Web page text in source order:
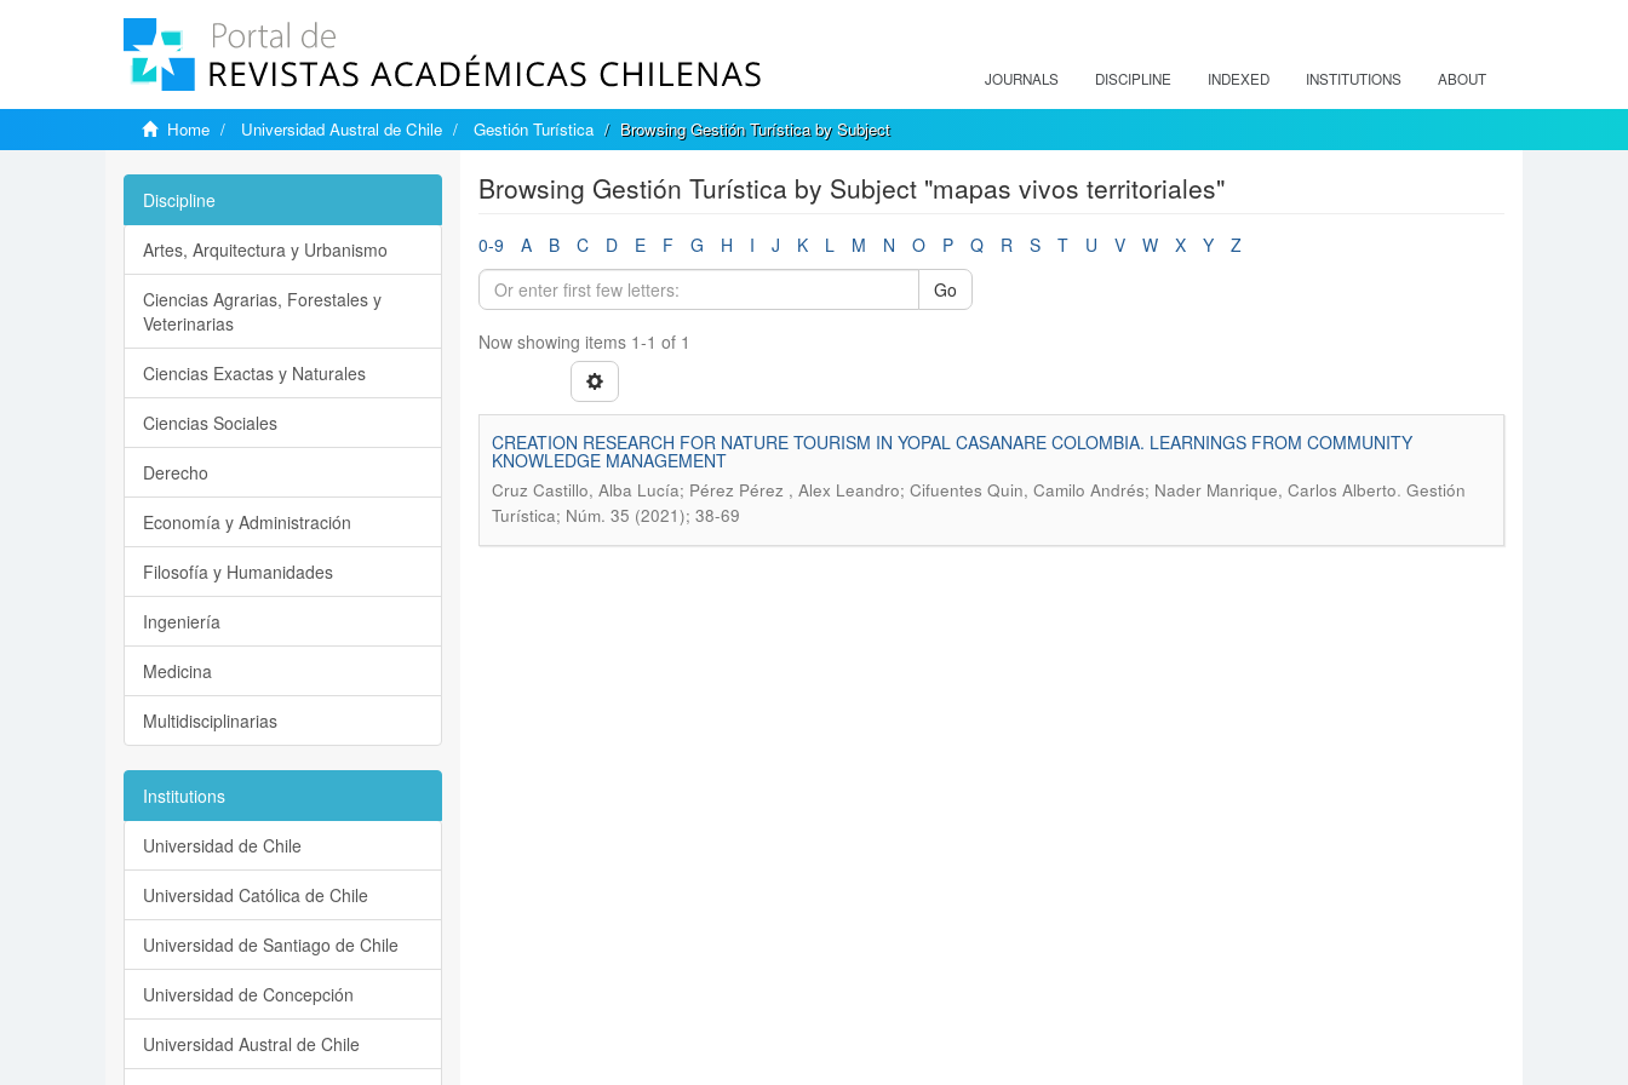
JOURNALS DISCIPLINE INDEXED INSTITUTIONS ABOUT
Home Universidad Austral de Chile Gestión Turística Browsing Gestión Turística by Subject
Browsing Gestión Turística by Subject "mapas vivos territoriales"
0-9 A B C D E F G H I J K L M N O P Q R S T U V W X Y
Z
Go
Now showing items 1-1 of 1
CREATION RESEARCH FOR NATURE TOURISM IN YOPAL CASANARE COLOMBIA. LEARNINGS FROM COMMUNITY
KNOWLEDGE MANAGEMENT
Cruz Castillo, Alba Lucía; Pérez Pérez , Alex Leandro; Cifuentes Quin, Camilo Andrés; Nader Manrique, Carlos Alberto. Gestión
Turística; Núm. 35 (2021); 38-69
Discipline
Artes, Arquitectura y Urbanismo
Ciencias Agrarias, Forestales y
Veterinarias
Ciencias Exactas y Naturales
Ciencias Sociales
Derecho
Economía y Administración
Filosofía y Humanidades
Ingeniería
Medicina
Multidisciplinarias
Institutions
Universidad de Chile
Universidad Católica de Chile
Universidad de Santiago de Chile
Universidad de Concepción
Universidad Austral de Chile